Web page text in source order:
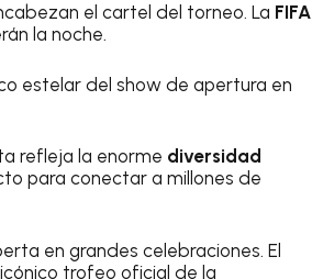
el cartel del torneo. La FIFA
la noche.
estelar del show de apertura en
refleja la enorme diversidad
para conectar a millones de
en grandes celebraciones. El
trofeo oficial de la